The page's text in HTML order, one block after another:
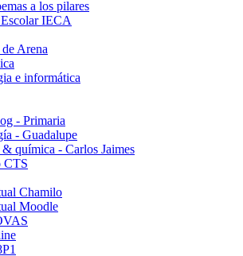
a los pilares
IECA
Arena
e informática
- Primaria
- Guadalupe
química - Carlos Jaimes
CTS
Chamilo
Moodle